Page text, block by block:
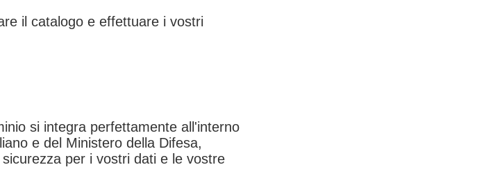
il catalogo e effettuare i vostri
si integra perfettamente all'interno
e del Ministero della Difesa,
per i vostri dati e le vostre